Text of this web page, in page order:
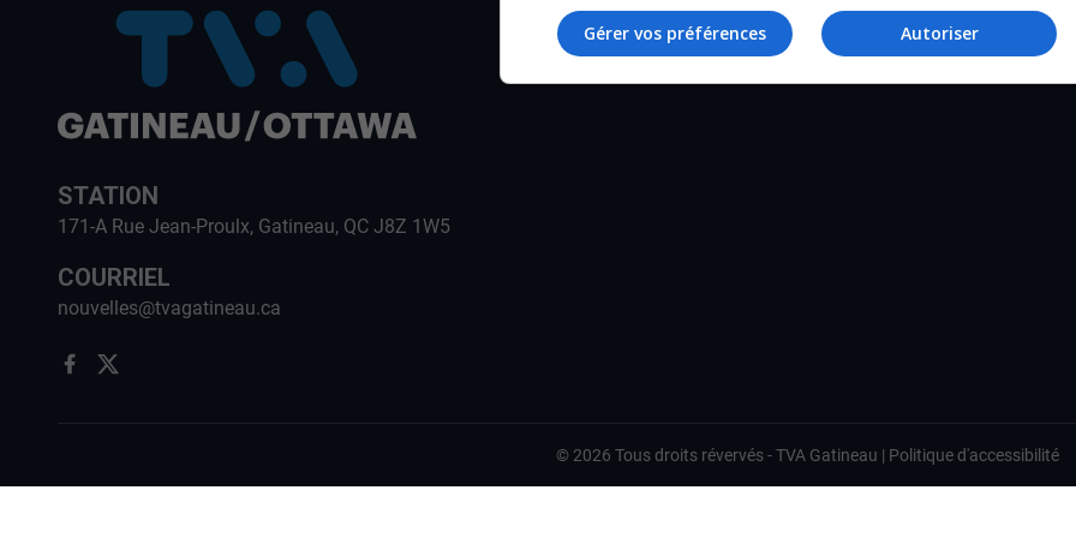
STATION
171-A Rue Jean-Proulx, Gatineau, QC J8Z 1W5
COURRIEL
nouvelles@tvagatineau.ca
TVA
© 2026 Tous droits révervés -TVA Gatineau | Politique d'accessibilité
Autoriser
Gérer vos préférences